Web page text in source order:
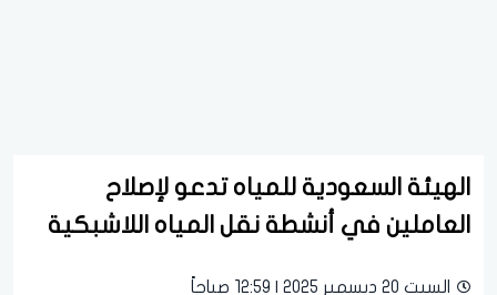
الهيئة السعودية للمياه تدعو لإصلاح
العاملين في أنشطة نقل المياه اللاشبكية
السبت 20 ديسمبر 2025 | 12:59 صباحاً